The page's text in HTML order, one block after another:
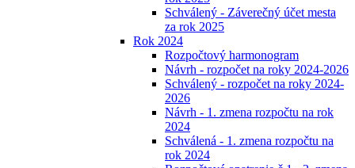
Schválený - Záverečný účet mesta
za rok 2025
Rok 2024
Rozpočtový harmonogram
Návrh - rozpočet na roky 2024-2026
Schválený - rozpočet na roky 2024-
2026
Návrh - 1. zmena rozpočtu na rok
2024
Schválená - 1. zmena rozpočtu na
rok 2024